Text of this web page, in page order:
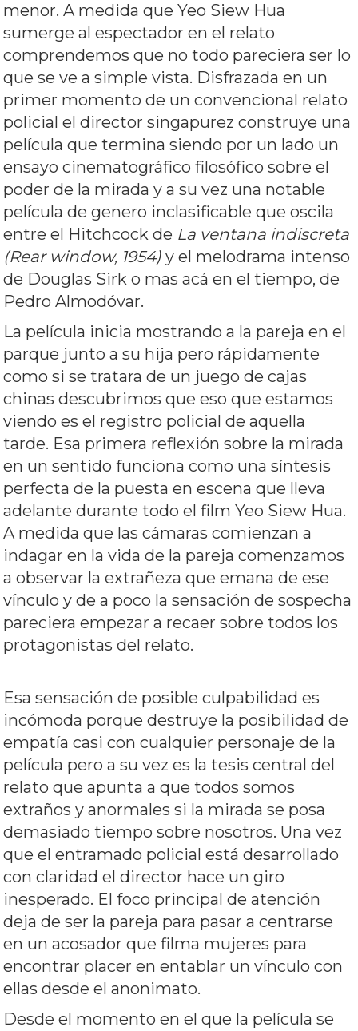
menor. A medida que Yeo Siew Hua
sumerge al espectador en el relato
comprendemos que no todo pareciera ser lo
que se ve a simple vista. Disfrazada en un
primer momento de un convencional relato
policial el director singapurez construye una
película que termina siendo por un lado un
ensayo cinematográfico filosófico sobre el
poder de la mirada y a su vez una notable
película de genero inclasificable que oscila
entre el Hitchcock de La ventana indiscreta
(Rear window, 1954) y el melodrama intenso
de Douglas Sirk o mas acá en el tiempo, de
Pedro Almodóvar.
La película inicia mostrando a la pareja en el
parque junto a su hija pero rápidamente
como si se tratara de un juego de cajas
chinas descubrimos que eso que estamos
viendo es el registro policial de aquella
tarde. Esa primera reflexión sobre la mirada
en un sentido funciona como una síntesis
perfecta de la puesta en escena que lleva
adelante durante todo el film Yeo Siew Hua.
A medida que las cámaras comienzan a
indagar en la vida de la pareja comenzamos
a observar la extrañeza que emana de ese
vínculo y de a poco la sensación de sospecha
pareciera empezar a recaer sobre todos los
protagonistas del relato.
Esa sensación de posible culpabilidad es
incómoda porque destruye la posibilidad de
empatía casi con cualquier personaje de la
película pero a su vez es la tesis central del
relato que apunta a que todos somos
extraños y anormales si la mirada se posa
demasiado tiempo sobre nosotros. Una vez
que el entramado policial está desarrollado
con claridad el director hace un giro
inesperado. El foco principal de atención
deja de ser la pareja para pasar a centrarse
en un acosador que filma mujeres para
encontrar placer en entablar un vínculo con
ellas desde el anonimato.
Desde el momento en el que la película se